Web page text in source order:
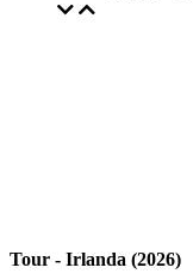
Tour - Irlanda (2026)